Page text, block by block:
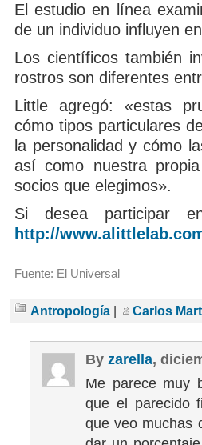
El estudio en línea
de un individuo influyen
Los científicos también
rostros son diferentes
Little agregó: «estas
cómo tipos particulares
la personalidad y cómo
así como nuestra
socios que elegimos».
Si desea participar
http://
Fuente: El Universal
Antropología Carlos
By zarella,
Me parece muy
que el parecido
que veo muchas